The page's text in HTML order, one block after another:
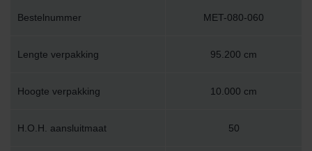
Bestelnummer MET-080-060
Lengte verpakking 95.200 cm
Hoogte verpakking 10.000 cm
H.O.H. aansluitmaat 50